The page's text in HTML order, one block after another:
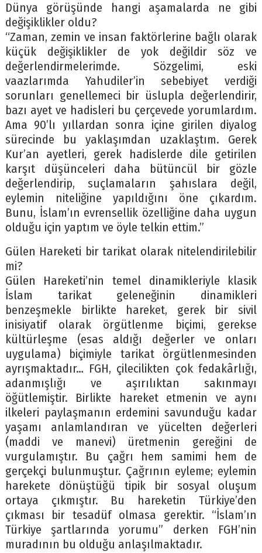
Dünya görüşünde hangi aşamalarda ne gibi
değişiklikler oldu?
“Zaman, zemin ve insan faktörlerine bağlı olarak
küçük değişiklikler de yok değildir söz ve
değerlendirmelerimde. Sözgelimi, eski
vaazlarımda Yahudiler’in sebebiyet verdiği
sorunları genellemeci bir üslupla değerlendirir,
bazı ayet ve hadisleri bu çerçevede yorumlardım.
Ama 90’lı yıllardan sonra içine girilen diyalog
sürecinde bu yaklaşımdan uzaklaştım. Gerek
Kur’an ayetleri, gerek hadislerde dile getirilen
karşıt düşünceleri daha bütüncül bir gözle
değerlendirip, suçlamaların şahıslara değil,
eylemin niteliğine yapıldığını öne çıkardım.
Bunu, İslam’ın evrensellik özelliğine daha uygun
olduğu için yaptım ve öyle telkin ettim.”
Gülen Hareketi bir tarikat olarak nitelendirilebilir
mi?
Gülen Hareketi’nin temel dinamikleriyle klasik
İslam tarikat geleneğinin dinamikleri
benzeşmekle birlikte hareket, gerek bir sivil
inisiyatif olarak örgütlenme biçimi, gerekse
kültürleşme (esas aldığı değerler ve onları
uygulama) biçimiyle tarikat örgütlenmesinden
ayrışmaktadır… FGH, çilecilikten çok fedakârlığı,
adanmışlığı ve aşırılıktan sakınmayı
öğütlemiştir. Birlikte hareket etmenin ve aynı
ilkeleri paylaşmanın erdemini savunduğu kadar
yaşamı anlamlandıran ve yücelten değerleri
(maddi ve manevi) üretmenin gereğini de
vurgulamıştır. Bu çağrı hem samimi hem de
gerçekçi bulunmuştur. Çağrının eyleme; eylemin
harekete dönüştüğü tipik bir sosyal oluşum
ortaya çıkmıştır. Bu hareketin Türkiye’den
çıkması bir tesadüf olmasa gerektir. “İslam’ın
Türkiye şartlarında yorumu” derken FGH’nin
muradının bu olduğu anlaşılmaktadır.